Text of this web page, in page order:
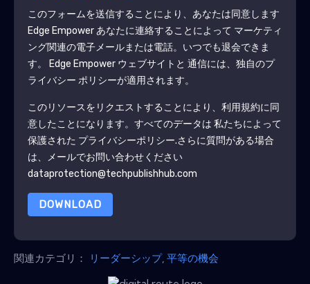
このフォームを送信することにより、あなたは同意します
Edge Empowerあなたに連絡することによって マーケティ
ング関連の電子メールまたは電話。いつでも退会できま
す。
Edge Empowerウェブサイトと 通信には、独自のプ
ライバシー ポリシーが適用されます。
このリソースをリクエストすることにより、利用規約に同
意したことになります。すべてのデータは 私たちによって
保護された プライバシーポリシー.さらに質問がある場合
は、メールでお問い合わせください
dataprotection@techpublishhub.com
DOWNLOAD
関連カテゴリ： リーダーシップ, 平等の機会